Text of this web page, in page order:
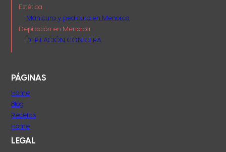
Estética
Manicura y pedicura en Menorca
Depilación en Menorca
DEPILACIÓN CON CERA
PÁGINAS
Home
Blog
Recetas
Home
LEGAL